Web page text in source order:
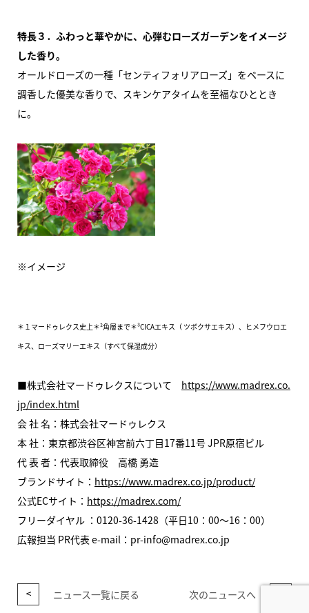
特長３．ふわっと華やかに、心弾むローズガーデンをイメージ
した香り。
オールドローズの一種「センティフォリアローズ」をベースに
調香した優美な香りで、スキンケアタイムを至福なひととき
に。
※イメージ
＊１マードゥレクス史上＊²角層まで＊³CICAエキス（ ツボクサエキス）、ヒメフウロエ
キス、ローズマリーエキス（すべて保湿成分）
■株式会社マードゥレクスについて https://www.madrex.co.
jp/index.html
会 社 名：株式会社マードゥレクス
本 社：東京都渋谷区神宮前六丁目17番11号 JPR原宿ビル
代 表 者：代表取締役 高橋 勇造
ブランドサイト： https://www.madrex.co.jp/product/
公式ECサイト： https://madrex.com/
フリーダイヤル ：0120-36-1428（平日10：00～16：00）
広報担当 PR代表 e-mail：pr-info@madrex.co.jp
ニュース一覧に戻る 次のニュースへ